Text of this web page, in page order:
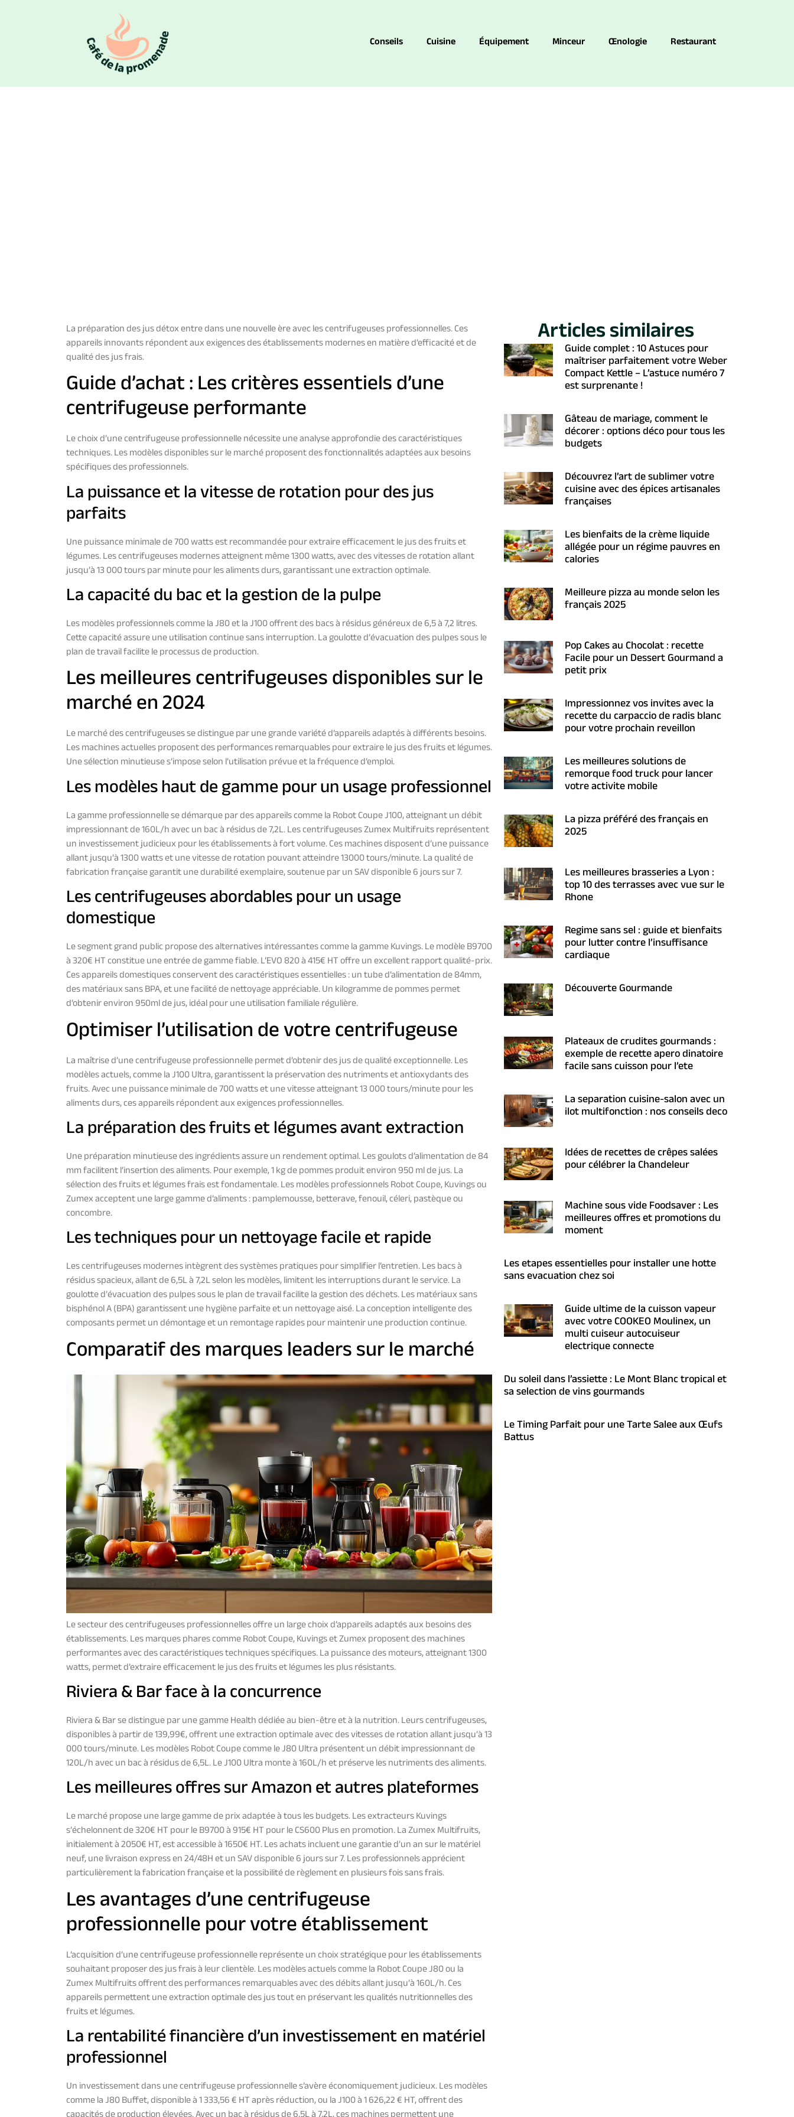
Conseils Cuisine Équipement Minceur Œnologie Restaurant
La préparation des jus détox entre dans une nouvelle ère avec les centrifugeuses professionnelles. Ces
appareils innovants répondent aux exigences des établissements modernes en matière d’efficacité et de
qualité des jus frais.
Guide d’achat : Les critères essentiels d’une
centrifugeuse performante
Le choix d’une centrifugeuse professionnelle nécessite une analyse approfondie des caractéristiques
techniques. Les modèles disponibles sur le marché proposent des fonctionnalités adaptées aux besoins
spécifiques des professionnels.
La puissance et la vitesse de rotation pour des jus
parfaits
Une puissance minimale de 700 watts est recommandée pour extraire efficacement le jus des fruits et
légumes. Les centrifugeuses modernes atteignent même 1300 watts, avec des vitesses de rotation allant
jusqu’à 13 000 tours par minute pour les aliments durs, garantissant une extraction optimale.
La capacité du bac et la gestion de la pulpe
Les modèles professionnels comme la J80 et la J100 offrent des bacs à résidus généreux de 6,5 à 7,2 litres.
Cette capacité assure une utilisation continue sans interruption. La goulotte d’évacuation des pulpes sous le
plan de travail facilite le processus de production.
Les meilleures centrifugeuses disponibles sur le
marché en 2024
Le marché des centrifugeuses se distingue par une grande variété d’appareils adaptés à différents besoins.
Les machines actuelles proposent des performances remarquables pour extraire le jus des fruits et légumes.
Une sélection minutieuse s’impose selon l’utilisation prévue et la fréquence d’emploi.
Les modèles haut de gamme pour un usage professionnel
La gamme professionnelle se démarque par des appareils comme la Robot Coupe J100, atteignant un débit
impressionnant de 160L/h avec un bac à résidus de 7,2L. Les centrifugeuses Zumex Multifruits représentent
un investissement judicieux pour les établissements à fort volume. Ces machines disposent d’une puissance
allant jusqu’à 1300 watts et une vitesse de rotation pouvant atteindre 13000 tours/minute. La qualité de
fabrication française garantit une durabilité exemplaire, soutenue par un SAV disponible 6 jours sur 7.
Les centrifugeuses abordables pour un usage
domestique
Le segment grand public propose des alternatives intéressantes comme la gamme Kuvings. Le modèle B9700
à 320€ HT constitue une entrée de gamme fiable. L’EVO 820 à 415€ HT offre un excellent rapport qualité-prix.
Ces appareils domestiques conservent des caractéristiques essentielles : un tube d’alimentation de 84mm,
des matériaux sans BPA, et une facilité de nettoyage appréciable. Un kilogramme de pommes permet
d’obtenir environ 950ml de jus, idéal pour une utilisation familiale régulière.
Optimiser l’utilisation de votre centrifugeuse
La maîtrise d’une centrifugeuse professionnelle permet d’obtenir des jus de qualité exceptionnelle. Les
modèles actuels, comme la J100 Ultra, garantissent la préservation des nutriments et antioxydants des
fruits. Avec une puissance minimale de 700 watts et une vitesse atteignant 13 000 tours/minute pour les
aliments durs, ces appareils répondent aux exigences professionnelles.
La préparation des fruits et légumes avant extraction
Une préparation minutieuse des ingrédients assure un rendement optimal. Les goulots d’alimentation de 84
mm facilitent l’insertion des aliments. Pour exemple, 1 kg de pommes produit environ 950 ml de jus. La
sélection des fruits et légumes frais est fondamentale. Les modèles professionnels Robot Coupe, Kuvings ou
Zumex acceptent une large gamme d’aliments : pamplemousse, betterave, fenouil, céleri, pastèque ou
concombre.
Les techniques pour un nettoyage facile et rapide
Les centrifugeuses modernes intègrent des systèmes pratiques pour simplifier l’entretien. Les bacs à
résidus spacieux, allant de 6,5L à 7,2L selon les modèles, limitent les interruptions durant le service. La
goulotte d’évacuation des pulpes sous le plan de travail facilite la gestion des déchets. Les matériaux sans
bisphénol A (BPA) garantissent une hygiène parfaite et un nettoyage aisé. La conception intelligente des
composants permet un démontage et un remontage rapides pour maintenir une production continue.
Comparatif des marques leaders sur le marché
Le secteur des centrifugeuses professionnelles offre un large choix d’appareils adaptés aux besoins des
établissements. Les marques phares comme Robot Coupe, Kuvings et Zumex proposent des machines
performantes avec des caractéristiques techniques spécifiques. La puissance des moteurs, atteignant 1300
watts, permet d’extraire efficacement le jus des fruits et légumes les plus résistants.
Riviera & Bar face à la concurrence
Riviera & Bar se distingue par une gamme Health dédiée au bien-être et à la nutrition. Leurs centrifugeuses,
disponibles à partir de 139,99€, offrent une extraction optimale avec des vitesses de rotation allant jusqu’à 13
000 tours/minute. Les modèles Robot Coupe comme le J80 Ultra présentent un débit impressionnant de
120L/h avec un bac à résidus de 6,5L. Le J100 Ultra monte à 160L/h et préserve les nutriments des aliments.
Les meilleures offres sur Amazon et autres plateformes
Le marché propose une large gamme de prix adaptée à tous les budgets. Les extracteurs Kuvings
s’échelonnent de 320€ HT pour le B9700 à 915€ HT pour le CS600 Plus en promotion. La Zumex Multifruits,
initialement à 2050€ HT, est accessible à 1650€ HT. Les achats incluent une garantie d’un an sur le matériel
neuf, une livraison express en 24/48H et un SAV disponible 6 jours sur 7. Les professionnels apprécient
particulièrement la fabrication française et la possibilité de règlement en plusieurs fois sans frais.
Les avantages d’une centrifugeuse
professionnelle pour votre établissement
L’acquisition d’une centrifugeuse professionnelle représente un choix stratégique pour les établissements
souhaitant proposer des jus frais à leur clientèle. Les modèles actuels comme la Robot Coupe J80 ou la
Zumex Multifruits offrent des performances remarquables avec des débits allant jusqu’à 160L/h. Ces
appareils permettent une extraction optimale des jus tout en préservant les qualités nutritionnelles des
fruits et légumes.
La rentabilité financière d’un investissement en matériel
professionnel
Un investissement dans une centrifugeuse professionnelle s’avère économiquement judicieux. Les modèles
comme la J80 Buffet, disponible à 1 333,56 € HT après réduction, ou la J100 à 1 626,22 € HT, offrent des
Articles similaires
Guide complet : 10 Astuces pour
maîtriser parfaitement votre Weber
Compact Kettle – L’astuce numéro 7
est surprenante !
Gâteau de mariage, comment le
décorer : options déco pour tous les
budgets
Découvrez l’art de sublimer votre
cuisine avec des épices artisanales
françaises
Les bienfaits de la crème liquide
allégée pour un régime pauvres en
calories
Meilleure pizza au monde selon les
français 2025
Pop Cakes au Chocolat : recette
Facile pour un Dessert Gourmand a
petit prix
Impressionnez vos invites avec la
recette du carpaccio de radis blanc
pour votre prochain reveillon
Les meilleures solutions de
remorque food truck pour lancer
votre activite mobile
La pizza préféré des français en
2025
Les meilleures brasseries a Lyon :
top 10 des terrasses avec vue sur le
Rhone
Regime sans sel : guide et bienfaits
pour lutter contre l’insuffisance
cardiaque
Découverte Gourmande
Plateaux de crudites gourmands :
exemple de recette apero dinatoire
facile sans cuisson pour l’ete
La separation cuisine-salon avec un
ilot multifonction : nos conseils deco
Idées de recettes de crêpes salées
pour célébrer la Chandeleur
Machine sous vide Foodsaver : Les
meilleures offres et promotions du
moment
Les etapes essentielles pour installer une hotte
sans evacuation chez soi
Guide ultime de la cuisson vapeur
avec votre COOKEO Moulinex, un
multi cuiseur autocuiseur
electrique connecte
Du soleil dans l’assiette : Le Mont Blanc tropical et
sa selection de vins gourmands
Le Timing Parfait pour une Tarte Salee aux Œufs
Battus